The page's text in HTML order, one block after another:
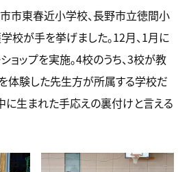
市東春近小学校、長野市立徳間小
校が手を挙げました。12月、1月に
ョップを実施。4校のうち、3校が教
体験した先生方が所属する学校だ
に生まれた手応えの裏付けと言える